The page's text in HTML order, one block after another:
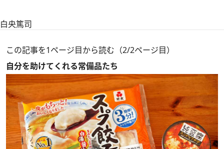
白央篤司
この記事を1ページ目から読む（2/2ページ目）
自分を助けてくれる常備品たち